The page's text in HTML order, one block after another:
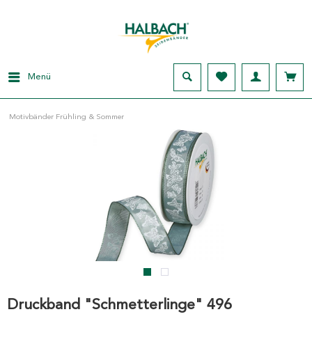
Menü
Motivbänder Frühling & Sommer
Druckband "Schmetterlinge" 496